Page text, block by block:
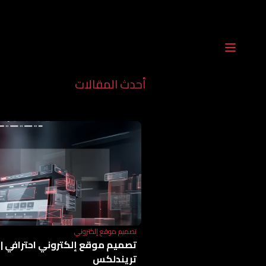
أحدث المقالات
تصميم موقع إلكتروني
تصميم موقع إلكتروني احترافي
تريندلكس